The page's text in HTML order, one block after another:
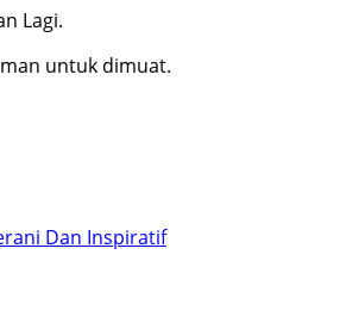
Lagi.
untuk dimuat.